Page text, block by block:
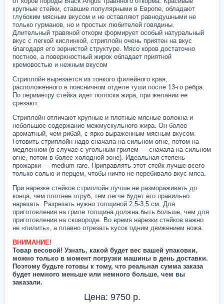
крупные стейки, ставшие популярными в Европе, обладают
глубоким мясным вкусом и не оставляют равнодушными не
только гурманов, но и простых любителей говядины.
Длительный травяной откорм формирует особый натуральный
вкус с легкой кислинкой, стриплойн очень приятен на вкус
благодаря его зернистой структуре. Мясо коров достаточно
постное, а поверхностный жирок обладает приятной
кремовостью и нежным вкусом
Стриплойн вырезается из тонкого филейного края,
расположенного в поясничном отделе туши после 13-го ребра.
По периметру стейка идет полоска жира, при желании ее
срезают.
Стриплойн отличают крупные и плотные мясные волокна и
небольшое содержание межмускульного жира. Он более
ароматный, чем рибай, с ярко выраженным мясным вкусом.
Готовить стриплойн надо сначала на сильном огне, потом на
медленном (в случае с угольным грилем — сначала на сильном
огне, потом в более холодной зоне). Идеальная степень
прожарки — medium rare. Приправлять этот стейк лучше всего
только солью и перцем, чтобы ничто не перебивало вкус мяса.
При нарезке стейков стриплойн лучше не размораживать до
конца, чем плотнее отруб, тем легче будет его правильно
нарезать. Разрезать нужно толщиной 2,5-3,5 см. Для
приготовления на гриле толщина должна быть больше, чем для
приготовления на сковороде. Во время нарезки стейков важно
не «пилить», а плавно отрезать кусок одним движением ножа.
ВНИМАНИЕ!
Товар весовой! Узнать, какой будет вес вашей упаковки,
можно только в момент погрузки машины в день доставки.
Поэтому будьте готовы к тому, что реальная сумма заказа
будет немного меньше или немного больше, чем вы
заказали.
Цена: 9750р.